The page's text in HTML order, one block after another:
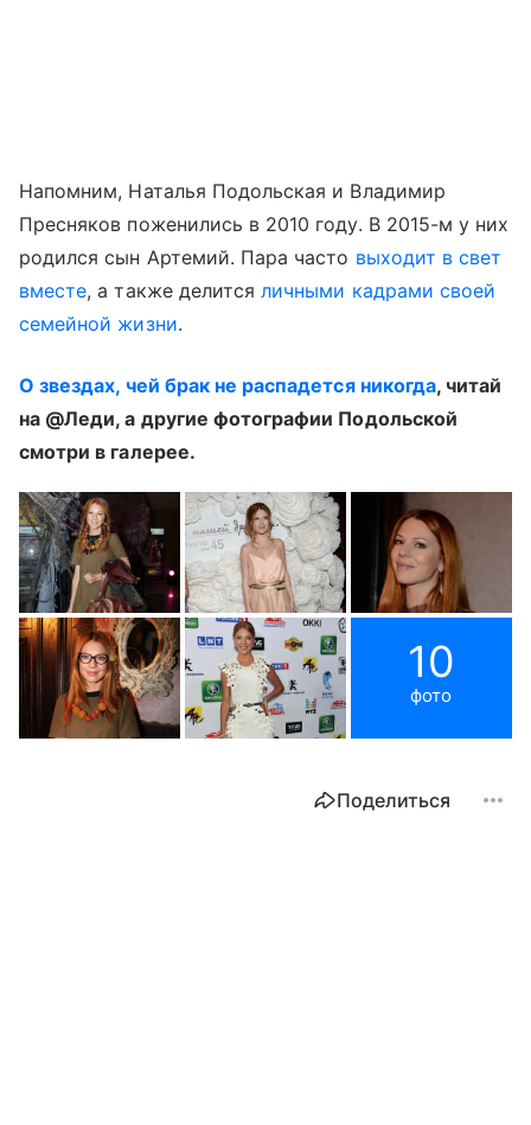
Напомним, Наталья Подольская и Владимир
Пресняков поженились в 2010 году. В 2015-м у них
родился сын Артемий. Пара часто выходит в свет
вместе, а также делитсяличными кадрами своей
семейной жизни.
О звездах, чей брак не распадется никогда, читай
на @Леди, а другие фотографии Подольской
смотри в галерее.
10
фото
Поделиться